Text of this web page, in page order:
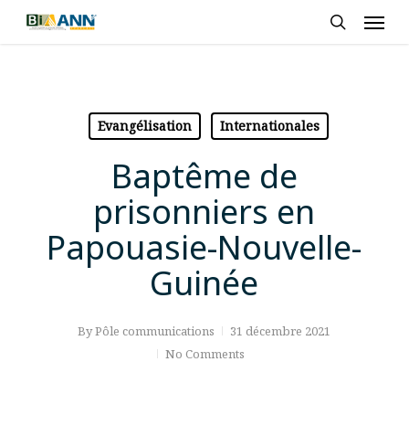
Skip
Evangélisation Internationales
Baptême de
prisonniers en
Papouasie-Nouvelle-
Guinée
ByPôle communications
31 décembre 2021
No Comments